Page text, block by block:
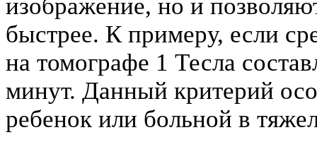
изображение, но и
быстрее. К примеру, если
на томографе 1 Тесла
минут. Данный критерий
ребенок или больной в